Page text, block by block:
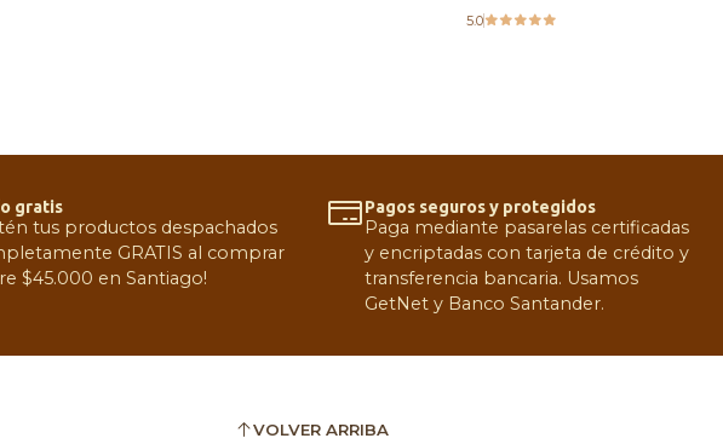
5.0
gratis
tus productos despachados
GRATIS al comprar
$45.000 en Santiago!
Pagos seguros y protegidos
Paga mediante pasarelas certificadas
y encriptadas con tarjeta de crédito y
transferencia bancaria. Usamos
GetNet y Banco Santander.
VOLVER ARRIBA